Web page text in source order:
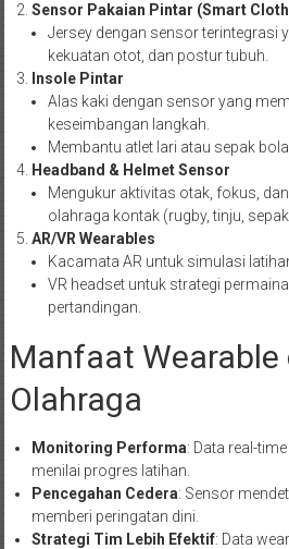
Sensor Pakaian Pintar (Smart
Jersey dengan sensor terintegrasi
kekuatan otot, dan postur tubuh.
Insole Pintar
Alas kaki dengan sensor yang
keseimbangan langkah.
Membantu atlet lari atau sepak
Headband & Helmet Sensor
Mengukur aktivitas otak, fokus,
olahraga kontak (rugby, tinju, sepak
AR/VR Wearables
Kacamata AR untuk simulasi
VR headset untuk strategi
pertandingan.
Manfaat Wearable
Olahraga
Monitoring Performa: Data real-
menilai progres latihan.
Pencegahan Cedera: Sensor
memberi peringatan dini.
Strategi Tim Lebih Efektif: Data